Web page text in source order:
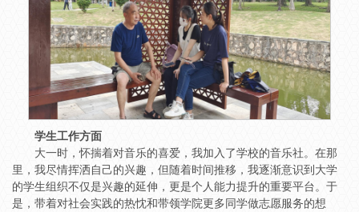
学生工作方面
大一时，怀揣着对音乐的喜爱，我加入了学校的音乐社。在那
里，我尽情挥洒自己的兴趣，但随着时间推移，我逐渐意识到大学
的学生组织不仅是兴趣的延伸，更是个人能力提升的重要平台。于
是，带着对社会实践的热忱和带领学院更多同学做志愿服务的想